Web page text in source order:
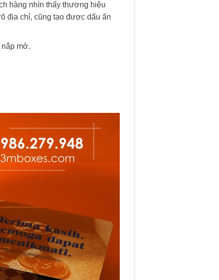
hàng nhìn thấy thương hiệu
địa chỉ, cũng tạo được dấu ấn
mở.